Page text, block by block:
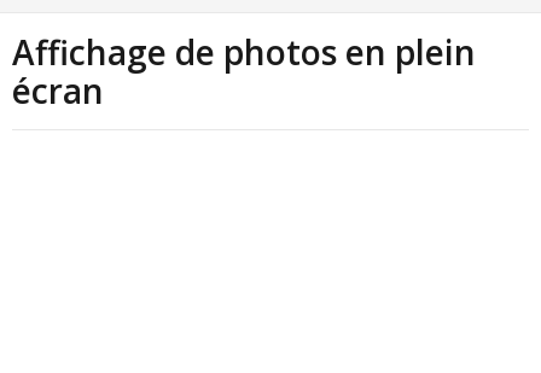
Affichage de photos en plein
écran